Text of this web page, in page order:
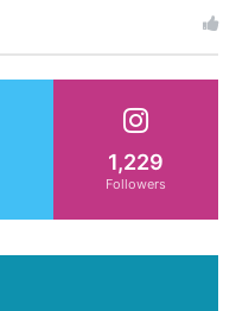
1,229
Followers